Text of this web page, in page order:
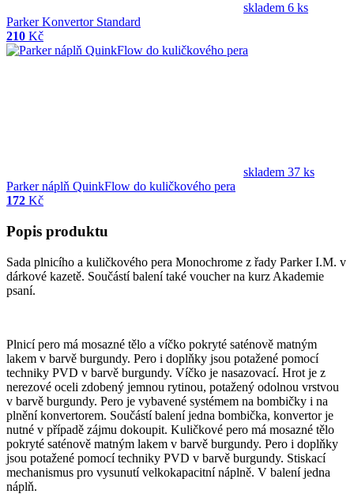
skladem 6 ks
Parker Konvertor Standard
210 Kč
skladem 37 ks
Parker náplň QuinkFlow do kuličkového pera
172 Kč
Popis produktu
Sada plnicího a kuličkového pera Monochrome z řady Parker I.M. v
dárkové kazetě. Součástí balení také voucher na kurz Akademie
psaní.
Plnicí pero má mosazné tělo a víčko pokryté saténově matným
lakem v barvě burgundy. Pero i doplňky jsou potažené pomocí
techniky PVD v barvě burgundy. Víčko je nasazovací. Hrot je z
nerezové oceli zdobený jemnou rytinou, potažený odolnou vrstvou
v barvě burgundy. Pero je vybavené systémem na bombičky i na
plnění konvertorem. Součástí balení jedna bombička, konvertor je
nutné v případě zájmu dokoupit. Kuličkové pero má mosazné tělo
pokryté saténově matným lakem v barvě burgundy. Pero i doplňky
jsou potažené pomocí techniky PVD v barvě burgundy. Stiskací
mechanismus pro vysunutí velkokapacitní náplně. V balení jedna
náplň.